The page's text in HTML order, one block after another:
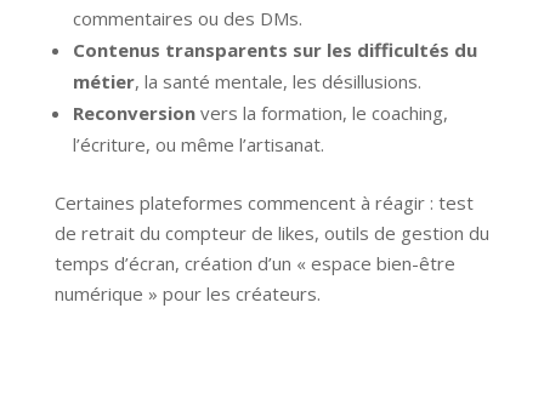
commentaires ou des DMs.
Contenus transparents sur les difficultés du
métier, la santé mentale, les désillusions.
Reconversionvers la formation, le coaching,
l’écriture, ou même l’artisanat.
Certaines plateformes commencent à réagir : test
de retrait du compteur de likes, outils de gestion du
temps d’écran, création d’un « espace bien-être
numérique » pour les créateurs.